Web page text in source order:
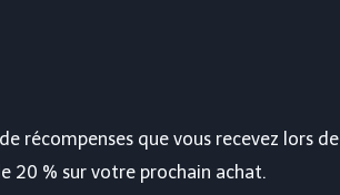
récompenses que vous recevez lors de
20 % sur votre prochain achat.